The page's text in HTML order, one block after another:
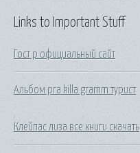
Links to Important Stuff
Гост р официальный сайт
Альбом pra killa gramm турист
Клейпас лиза все книги скачать